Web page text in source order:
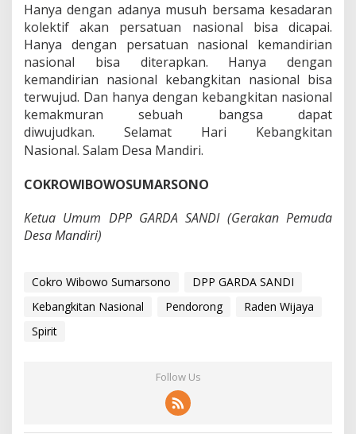
Hanya dengan adanya musuh bersama kesadaran
kolektif akan persatuan nasional bisa dicapai.
Hanya dengan persatuan nasional kemandirian
nasional bisa diterapkan. Hanya dengan
kemandirian nasional kebangkitan nasional bisa
terwujud. Dan hanya dengan kebangkitan nasional
kemakmuran sebuah bangsa dapat
diwujudkan. Selamat Hari Kebangkitan
Nasional. Salam Desa Mandiri.
COKROWIBOWOSUMARSONO
Ketua Umum DPP GARDA SANDI (Gerakan Pemuda
Desa Mandiri)
Cokro Wibowo Sumarsono
DPP GARDA SANDI
Kebangkitan Nasional
Pendorong
Raden Wijaya
Spirit
Follow Us